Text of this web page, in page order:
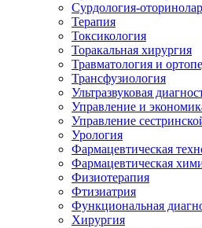
Сурдология-
Терапия
Токсикология
Торакальная хирургия
Травматология и
Трансфузиология
Ультразвуковая
Управление и
Управление
Урология
Фармацевтическая
Фармацевтическая
Физиотерапия
Фтизиатрия
Функциональная
Хирургия